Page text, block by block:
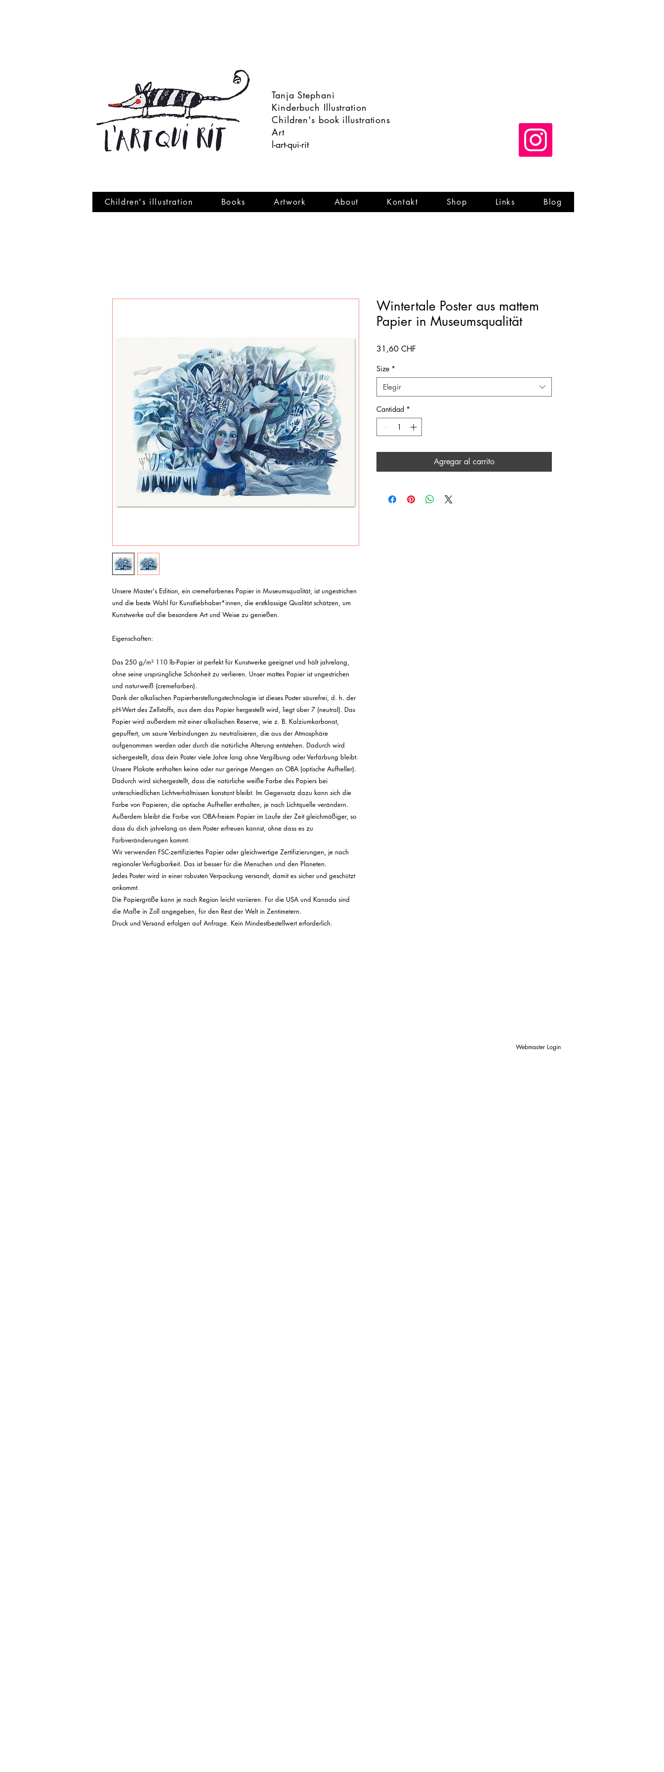
Tanja Stephani
Kinderbuch Illustration
Children's book illustrations
Art
l-art-qui-rit
Children's illustration Books Artwork About Kontakt Shop Links Blog
Unsere Master's Edition, ein cremefarbenes Papier in Museumsqualität, ist ungestrichen
und die beste Wahl für Kunstliebhaber*innen, die erstklassige Qualität schätzen, um
Kunstwerke auf die besondere Art und Weise zu genießen.
Eigenschaften:
Das 250 g/m² 110 lb-Papier ist perfekt für Kunstwerke geeignet und hält jahrelang,
ohne seine ursprüngliche Schönheit zu verlieren. Unser mattes Papier ist ungestrichen
und naturweiß (cremefarben).
Dank der alkalischen Papierherstellungstechnologie ist dieses Poster säurefrei, d. h. der
pH-Wert des Zellstoffs, aus dem das Papier hergestellt wird, liegt über 7 (neutral). Das
Papier wird außerdem mit einer alkalischen Reserve, wie z. B. Kalziumkarbonat,
gepuffert, um saure Verbindungen zu neutralisieren, die aus der Atmosphäre
aufgenommen werden oder durch die natürliche Alterung entstehen. Dadurch wird
sichergestellt, dass dein Poster viele Jahre lang ohne Vergilbung oder Verfärbung bleibt.
Unsere Plakate enthalten keine oder nur geringe Mengen an OBA (optische Aufheller).
Dadurch wird sichergestellt, dass die natürliche weiße Farbe des Papiers bei
unterschiedlichen Lichtverhältnissen konstant bleibt. Im Gegensatz dazu kann sich die
Farbe von Papieren, die optische Aufheller enthalten, je nach Lichtquelle verändern.
Außerdem bleibt die Farbe von OBA-freiem Papier im Laufe der Zeit gleichmäßiger, so
dass du dich jahrelang an dem Poster erfreuen kannst, ohne dass es zu
Farbveränderungen kommt.
Wir verwenden FSC-zertifiziertes Papier oder gleichwertige Zertifizierungen, je nach
regionaler Verfügbarkeit. Das ist besser für die Menschen und den Planeten.
Jedes Poster wird in einer robusten Verpackung versandt, damit es sicher und geschützt
ankommt.
Die Papiergröße kann je nach Region leicht variieren. Für die USA und Kanada sind
die Maße in Zoll angegeben, für den Rest der Welt in Zentimetern.
Wintertale Poster aus mattem
Papier in Museumsqualität
31,60 CHF
Size *
Elegir
Cantidad *
Agregar al carrito
Webmaster Login